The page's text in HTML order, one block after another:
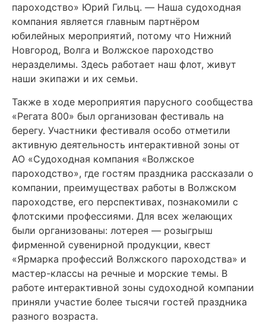
пароходство» Юрий Гильц. — Наша судоходная
компания является главным партнёром
юбилейных мероприятий, потому что Нижний
Новгород, Волга и Волжское пароходство
неразделимы. Здесь работает наш флот, живут
наши экипажи и их семьи.
Также в ходе мероприятия парусного сообщества
«Регата 800» был организован фестиваль на
берегу. Участники фестиваля особо отметили
активную деятельность интерактивной зоны от
АО «Судоходная компания «Волжское
пароходство», где гостям праздника рассказали о
компании, преимуществах работы в Волжском
пароходстве, его перспективах, познакомили с
флотскими профессиями. Для всех желающих
были организованы: лотерея — розыгрыш
фирменной сувенирной продукции, квест
«Ярмарка профессий Волжского пароходства» и
мастер-классы на речные и морские темы. В
работе интерактивной зоны судоходной компании
приняли участие более тысячи гостей праздника
разного возраста.